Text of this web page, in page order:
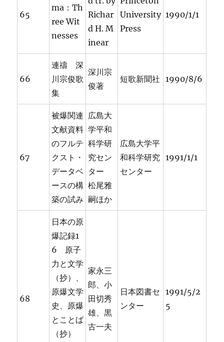
65
ma：Th
ree Wit
nesses
Richar
d H. M
inear
University
Press
1990/1/1
66
連禱 深
川宗俊歌
集
深川宗
俊著
短歌新聞社 1990/8/6
67
被爆関連
文献資料
のフルテ
クスト・
データベ
ースの構
築の試み
広島大
学平和
科学研
究セン
ター
松尾雅
嗣ほか
広島大学平
和科学研究
センター
1991/1/1
68
日本の原
爆記録1
6 原子
力と文学
（抄）、
原爆文学
史、原爆
とことば
（抄）
家永三
郎、小
田切秀
雄、黒
古一夫
日本図書セ
ンター
1991/5/2
5